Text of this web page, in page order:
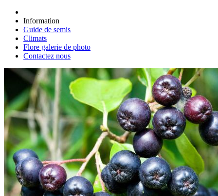
Information
Guide de semis
Climats
Flore galerie de photo
Contactez nous